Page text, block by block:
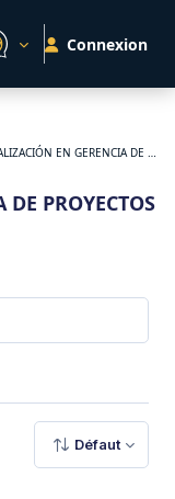
Connexion
ESPECIALIZACIÓN EN GERENCIA DE PROYECTOS EN INGENIERÍA
PROYECTOS
EN
Défaut